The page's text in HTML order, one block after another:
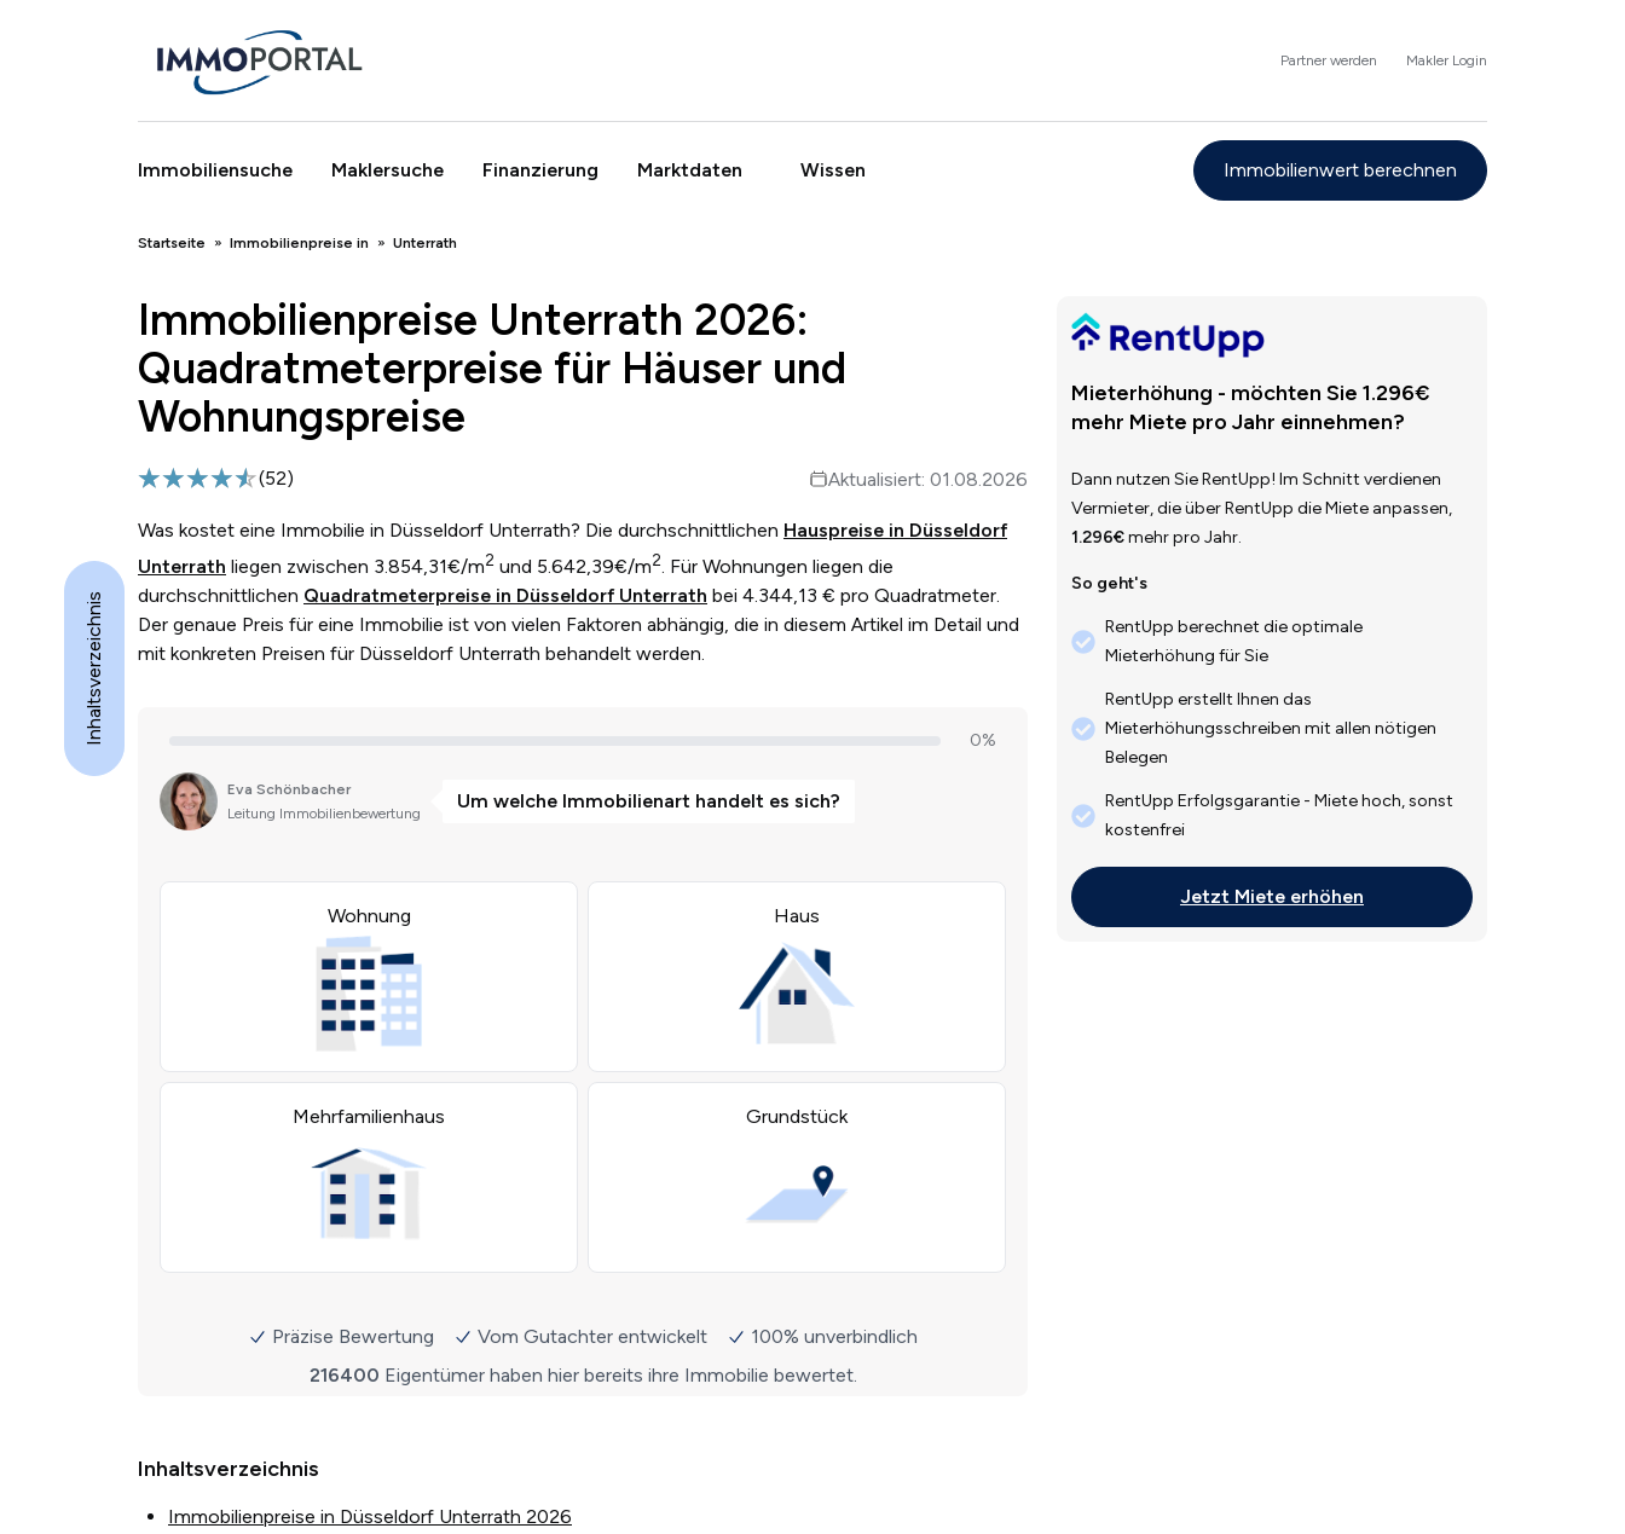
Partner werden Makler Login
Immobiliensuche Maklersuche Finanzierung Marktdaten Wissen Immobilienwert berechnen
Breadcrumb
Startseite Immobilienpreise in Unterrath
Immobilienpreise Unterrath 2026:
Quadratmeterpreise für Häuser und
Wohnungspreise
(52) Aktualisiert: 01.08.2026
Was kostet eine Immobilie in Düsseldorf Unterrath? Die durchschnittlichen Hauspreise in Düsseldorf
Unterrath liegen zwischen 3.854,31€/m2 und 5.642,39€/m2. Für Wohnungen liegen die
durchschnittlichen Quadratmeterpreise in Düsseldorf Unterrath bei 4.344,13 € pro Quadratmeter.
Der genaue Preis für eine Immobilie ist von vielen Faktoren abhängig, die in diesem Artikel im Detail und
mit konkreten Preisen für Düsseldorf Unterrath behandelt werden.
Inhaltsverzeichnis
Immobilienpreise in Düsseldorf Unterrath 2026
Mieterhöhung - möchten Sie 1.296€
mehr Miete pro Jahr einnehmen?
Dann nutzen Sie RentUpp! Im Schnitt verdienen
Vermieter, die über RentUpp die Miete anpassen,
1.296€mehr pro Jahr.
So geht's
RentUpp berechnet die optimale
Mieterhöhung für Sie
RentUpp erstellt Ihnen das
Mieterhöhungsschreiben mit allen nötigen
Belegen
RentUpp Erfolgsgarantie - Miete hoch, sonst
kostenfrei
Jetzt Miete erhöhen
Inhaltsverzeichnis